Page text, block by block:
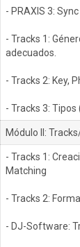
- PRAXIS 3:
- Tracks 1:
adecuados.
- Tracks 2: Key,
- Tracks 3:
Módulo II:
- Tracks 1:
Matching
- Tracks 2:
- DJ-Software: